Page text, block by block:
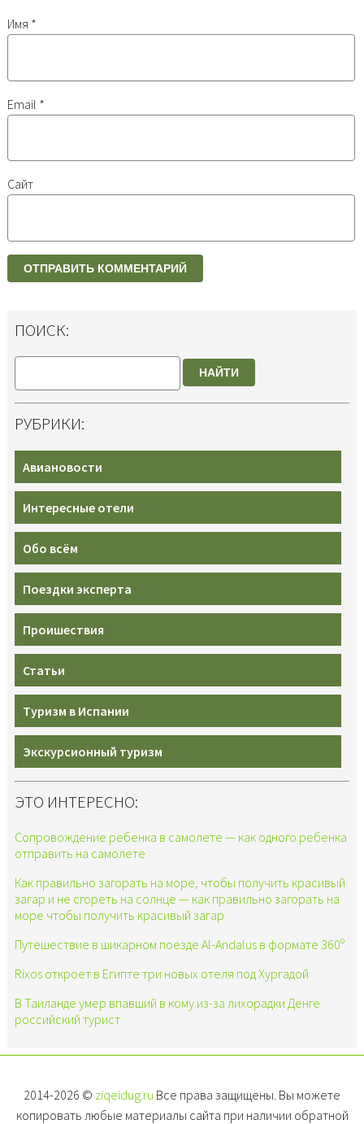
Имя *
Email *
Сайт
ПОИСК:
НАЙТИ
РУБРИКИ:
Авиановости
Интересные отели
Обо всём
Поездки эксперта
Проишествия
Статьи
Туризм в Испании
Экскурсионный туризм
ЭТО ИНТЕРЕСНО:
Сопровождение ребенка в самолете — как одного ребенка
отправить на самолете
Как правильно загорать на море, чтобы получить красивый
загар и не сгореть на солнце — как правильно загорать на
море чтобы получить красивый загар
Путешествие в шикарном поезде Al-Andalus в формате 360º
Rixos откроет в Египте три новых отеля под Хургадой
В Таиланде умер впавший в кому из-за лихорадки Денге
российский турист
2014-2026 © ziqeidug.ru Все права защищены. Вы можете
копировать любые материалы сайта при наличии обратной